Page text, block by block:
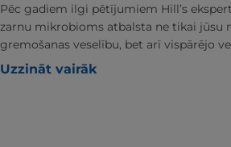
Pēc gadiem ilgi pētījumiem Hill’s
zarnu mikrobioms atbalsta ne tikai jūsu
gremošanas veselību, bet arī vispārējo
Uzzināt vairāk